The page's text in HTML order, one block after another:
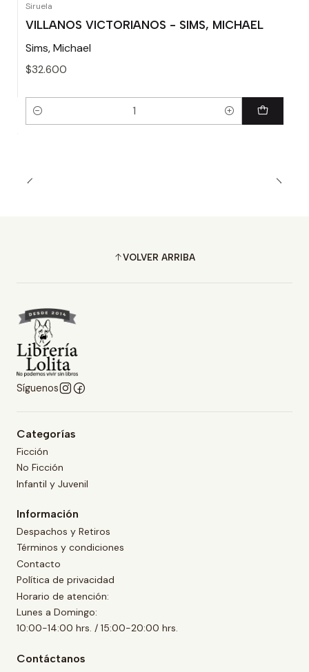
Siruela
VILLANOS VICTORIANOS - SIMS, MICHAEL
Sims, Michael
$32.600
Cantidad
VOLVER ARRIBA
Síguenos
Categorías
Ficción
No Ficción
Infantil y Juvenil
Información
Despachos y Retiros
Términos y condiciones
Contacto
Política de privacidad
Horario de atención:
Lunes a Domingo:
10:00-14:00 hrs. / 15:00-20:00 hrs.
Contáctanos